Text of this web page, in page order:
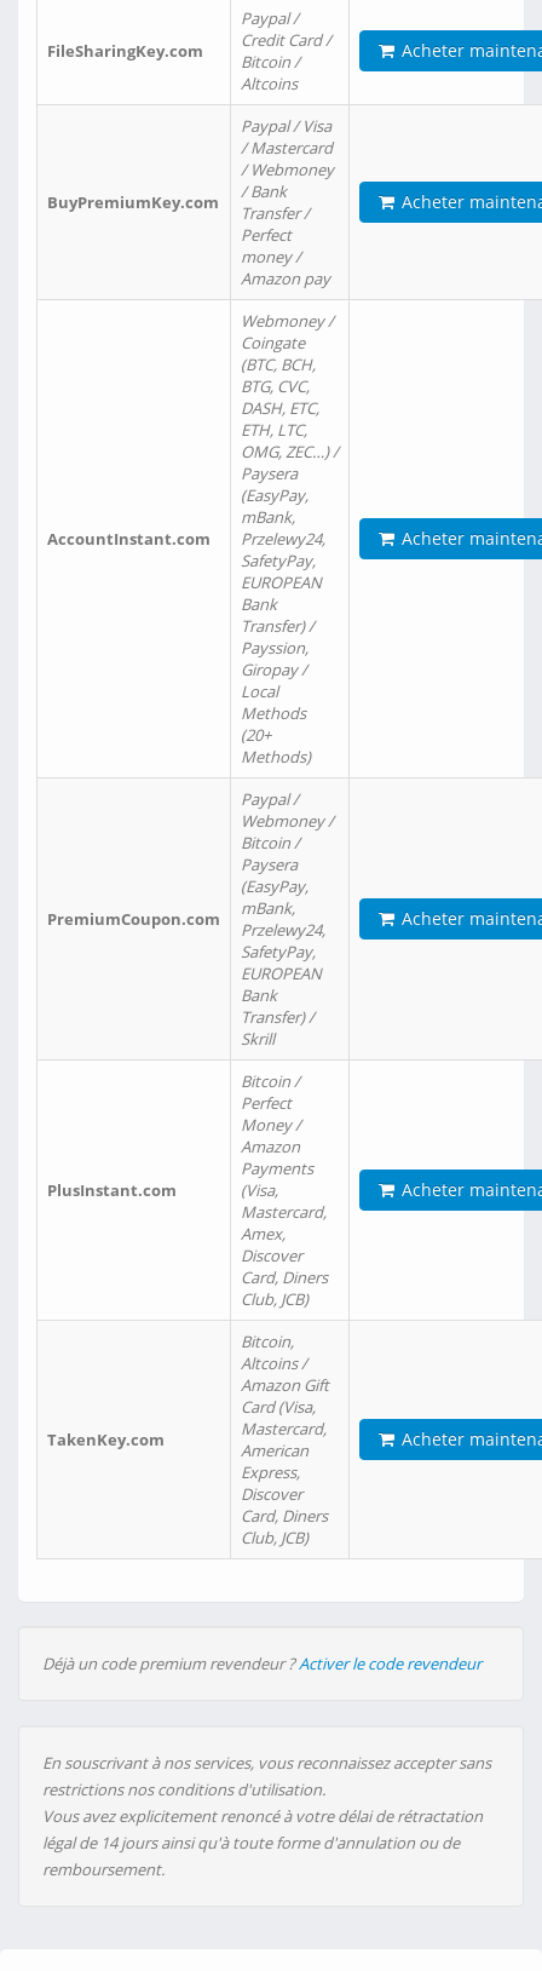
FileSharingKey.com
Paypal /
Credit Card /
Bitcoin /
Altcoins
Acheter
BuyPremiumKey.com
Paypal / Visa
/ Mastercard
/ Webmoney
/ Bank
Transfer /
Perfect
money /
Amazon pay
Acheter
AccountInstant.com
Webmoney /
Coingate
(BTC, BCH,
BTG, CVC,
DASH, ETC,
ETH, LTC,
OMG, ZEC…) /
Paysera
(EasyPay,
mBank,
Przelewy24,
SafetyPay,
EUROPEAN
Bank
Transfer) /
Payssion,
Giropay /
Local
Methods
(20+
Methods)
Acheter
PremiumCoupon.com
Paypal /
Webmoney /
Bitcoin /
Paysera
(EasyPay,
mBank,
Przelewy24,
SafetyPay,
EUROPEAN
Bank
Transfer) /
Skrill
Acheter
PlusInstant.com
Bitcoin /
Perfect
Money /
Amazon
Payments
(Visa,
Mastercard,
Amex,
Discover
Card, Diners
Club, JCB)
Acheter
TakenKey.com
Bitcoin,
Altcoins /
Amazon Gift
Card (Visa,
Mastercard,
American
Express,
Discover
Card, Diners
Club, JCB)
Acheter
Déjà un code premium revendeur ?Activer le code revendeur
En souscrivant à nos services, vous reconnaissez accepter sans
restrictions nos conditions d'utilisation.
Vous avez explicitement renoncé à votre délai de rétractation
légal de 14 jours ainsi qu'à toute forme d'annulation ou de
remboursement.